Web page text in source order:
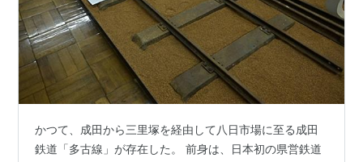
かつて、成田から三里塚を経由して八日市場に至る成田
鉄道「多古線」が存在した。 前身は、日本初の県営鉄道